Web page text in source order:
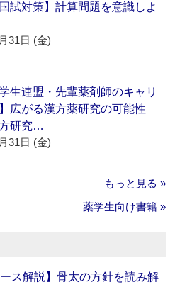
国試対策】計算問題を意識しよ
31日 (金)
学生連盟・先輩薬剤師のキャリ
広がる漢方薬研究の可能性
研究…
31日 (金)
もっと見る »
薬学生向け書籍 »
ス解説】骨太の方針を読み解